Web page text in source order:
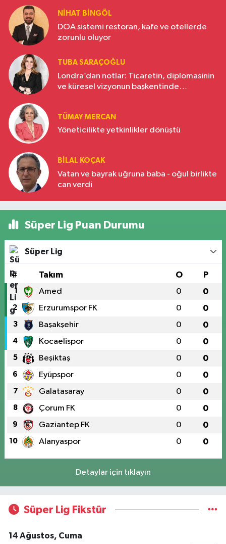
NIHAT BINGÖL
DOA sistemi restoran, kafe ve otellerde
zorunlu oluyor
TUBA SARAÇOĞLU
Londra’dan notlar: Ticaretin, diplomasinin
ve küresel vizyonun başkentinde
TÜMAY MERCAN
Yöneticilikte yetkinlikler dönüştü
BILAL KOÇAK
Vatan ve bayrak uğruna baba - oğul birlikte
can verdi
Süper Lig Puan Durumu
Süper Lig
# Takım O P
1 Amed 0 0
2 Erzurumspor FK 0 0
3 Başakşehir 0 0
4 Kocaelispor 0 0
5 Beşiktaş 0 0
6 Eyüpspor 0 0
7 Galatasaray 0 0
8 Çorum FK 0 0
9 Gaziantep FK 0 0
10 Alanyaspor 0 0
Detaylar için tıklayın
Süper Lig Fikstür
14 Ağustos, Cuma